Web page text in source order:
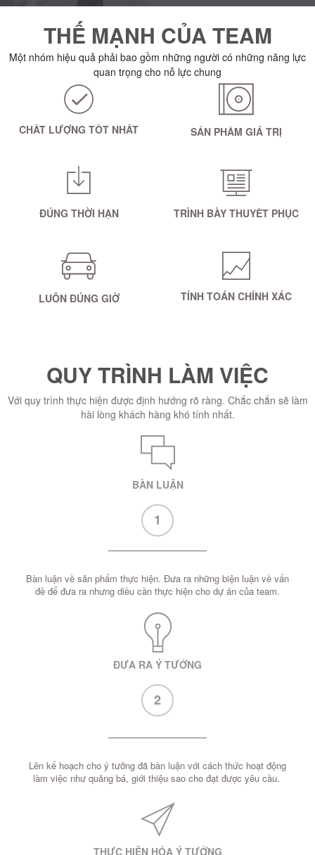
THẾ MẠNH CỦA TEAM
Một nhóm hiệu quả phải bao gồm những người có những năng lực
quan trọng cho nỗ lực chung
CHẤT LƯỢNG TỐT NHẤT SẢN PHẨM GIÁ TRỊ
ĐÚNG THỜI HẠN TRÌNH BÀY THUYẾT PHỤC
LUÔN ĐÚNG GIỜ TÍNH TOÁN CHÍNH XÁC
QUY TRÌNH LÀM VIỆC
Với quy trình thực hiện được định hướng rõ ràng. Chắc chắn sẽ làm
hài lòng khách hàng khó tính nhất.
BÀN LUẬN
1
Bàn luận về sản phẩm thực hiện. Đưa ra những biện luận về vấn
đề để đưa ra nhưng diều cần thực hiện cho dự án của team.
ĐƯA RA Ý TƯỞNG
2
Lên kế hoạch cho ý tưởng đã bàn luận với cách thức hoạt động
làm việc như quảng bá, giới thiệu sao cho đạt được yêu cầu.
THỰC HIỆN HÓA Ý TƯỞNG